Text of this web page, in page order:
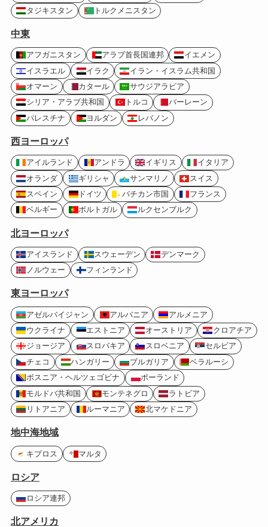
タジキスタン
トルクメニスタン
中東
アフガニスタン アラブ首長国連邦
イエメン
イスラエル
イラク
イラン・イスラム共和国
オマーン
カタール
サウジアラビア
シリア・アラブ共和国
トルコ
バーレーン
パレスチナ
ヨルダン レバノン
西ヨーロッパ
アイルランド アンドラ イギリス
イタリア
オランダ
ギリシャ サンマリノ
スイス
スペイン
ドイツ バチカン市国
フランス
ベルギー
ポルトガル ルクセンブルク
北ヨーロッパ
アイスランド スウェーデン
デンマーク
ノルウェー
フィンランド
東ヨーロッパ
アゼルバイジャン アルバニア
アルメニア
ウクライナ
エストニア オーストリア
クロアチア
ジョージア
スロバキア スロベニア
セルビア
チェコ
ハンガリー ブルガリア
ベラルーシ
ボスニア・ヘルツェゴビナ
ポーランド
モルドバ共和国
モンテネグロ
ラトビア
リトアニア
ルーマニア 北マケドニア
地中海地域
キプロス マルタ
ロシア
ロシア連邦
北アメリカ